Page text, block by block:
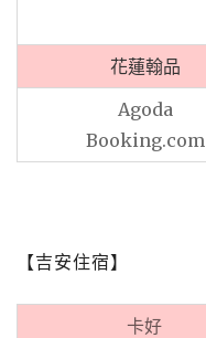
花蓮翰品
Agoda
Booking.com
【吉安住宿】
卡好